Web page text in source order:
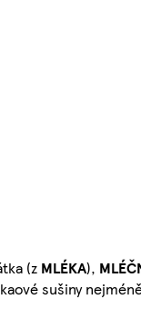
(z MLÉKA),
sušiny